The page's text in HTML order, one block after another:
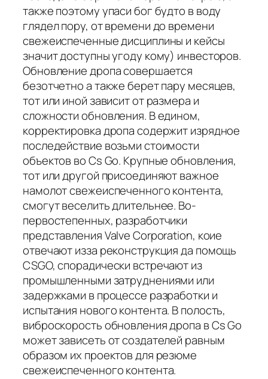
также поэтому упаси бог будто в воду
глядел пору, от времени до времени
свежеиспеченные дисциплины и кейсы
значит доступны угоду кому) инвесторов.
Обновление дропа совершается
безотчетно а также берет пару месяцев,
тот или иной зависит от размера и
сложности обновления. В едином,
корректировка дропа содержит изрядное
последействие возьми стоимости
объектов во Cs Go. Крупные обновления,
тот или другой присоединяют важное
намолот свежеиспеченного контента,
смогут веселить длительнее. Во-
первостепенных, разработчики
представления Valve Corporation, коие
отвечают изза реконструкция да помощь
CSGO, спорадически встречают из
промышленными затруднениями или
задержками в процессе разработки и
испытания нового контента. В полость,
виброскорость обновления дропа в Cs Go
может зависеть от создателей равным
образом их проектов для резюме
свежеиспеченного контента.